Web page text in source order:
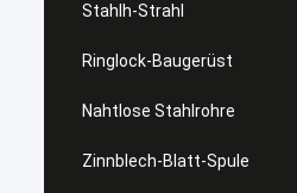
Stahlh-Strahl
Ringlock-Baugerüst
Nahtlose Stahlrohre
Zinnblech-Blatt-Spule